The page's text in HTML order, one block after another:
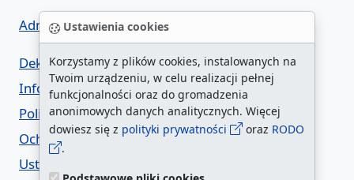
Ustawienia cookies
Korzystamy z plików cookies, instalowanych na
Twoim urządzeniu, w celu realizacji pełnej
funkcjonalności oraz do gromadzenia
anonimowych danych analitycznych. Więcej
dowiesz się z polityki prywatności oraz RODO
.
Administrator BIP UM
Deklaracja dostępności
Informacja o urzędzie w ETR
Polityka prywatności
Ochrona danych osobowych
Ustawienia cookies